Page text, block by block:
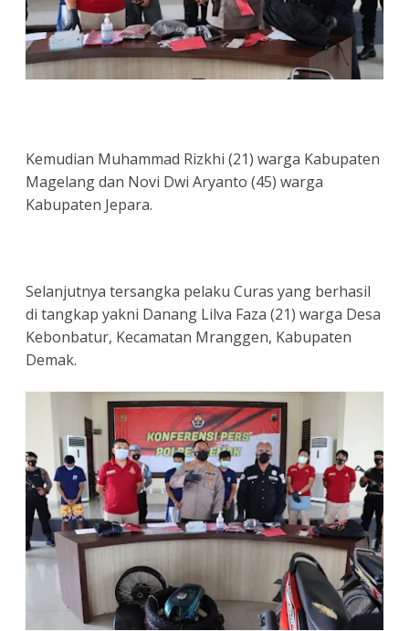
Kemudian Muhammad Rizkhi (21) warga Kabupaten
Magelang dan Novi Dwi Aryanto (45) warga
Kabupaten Jepara.
Selanjutnya tersangka pelaku Curas yang berhasil
di tangkap yakni Danang Lilva Faza (21) warga Desa
Kebonbatur, Kecamatan Mranggen, Kabupaten
Demak.